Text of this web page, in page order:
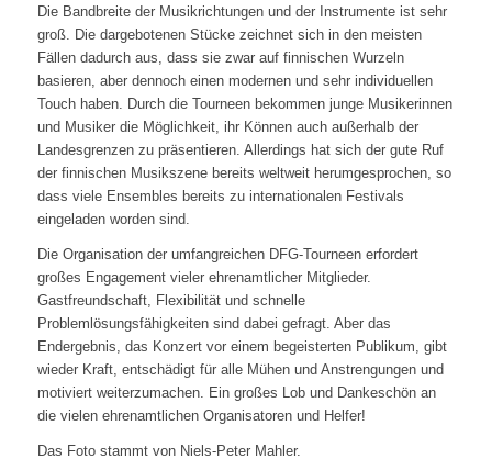
Die Bandbreite der Musikrichtungen und der Instrumente ist sehr
groß. Die dargebotenen Stücke zeichnet sich in den meisten
Fällen dadurch aus, dass sie zwar auf finnischen Wurzeln
basieren, aber dennoch einen modernen und sehr individuellen
Touch haben. Durch die Tourneen bekommen junge Musikerinnen
und Musiker die Möglichkeit, ihr Können auch außerhalb der
Landesgrenzen zu präsentieren. Allerdings hat sich der gute Ruf
der finnischen Musikszene bereits weltweit herumgesprochen, so
dass viele Ensembles bereits zu internationalen Festivals
eingeladen worden sind.
Die Organisation der umfangreichen DFG-Tourneen erfordert
großes Engagement vieler ehrenamtlicher Mitglieder.
Gastfreundschaft, Flexibilität und schnelle
Problemlösungsfähigkeiten sind dabei gefragt. Aber das
Endergebnis, das Konzert vor einem begeisterten Publikum, gibt
wieder Kraft, entschädigt für alle Mühen und Anstrengungen und
motiviert weiterzumachen. Ein großes Lob und Dankeschön an
die vielen ehrenamtlichen Organisatoren und Helfer!
Das Foto stammt von Niels-Peter Mahler.